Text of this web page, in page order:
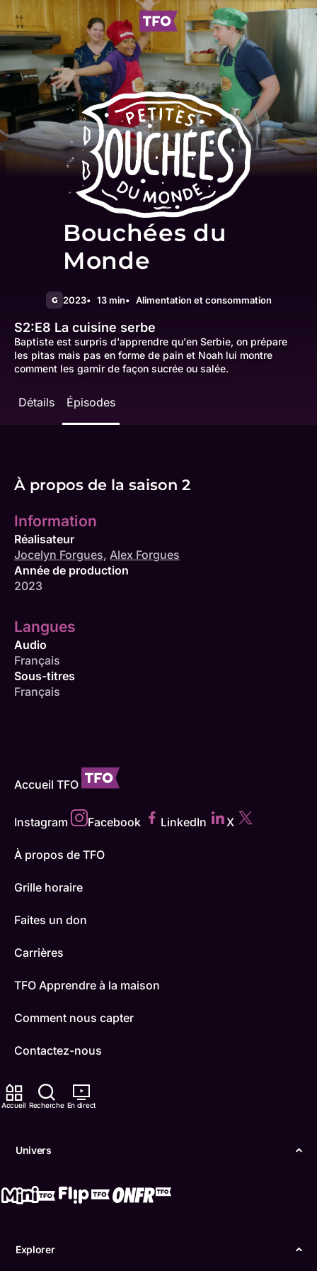
Accueil Recherche En direct
Univers
Explorer
Bouchées du
Monde
G 2023 13 min Alimentation et consommation
S2:E8 La cuisine serbe
Baptiste est surpris d'apprendre qu'en Serbie, on prépare
les pitas mais pas en forme de pain et Noah lui montre
comment les garnir de façon sucrée ou salée.
Détails Épisodes
À propos de la saison 2
Information
Réalisateur
Jocelyn Forgues, Alex Forgues
Année de production
2023
Langues
Audio
Français
Sous-titres
Français
Accueil TFO
Instagram Facebook LinkedIn X
À propos de TFO
Grille horaire
Faites un don
Carrières
TFO Apprendre à la maison
Comment nous capter
Contactez-nous
ONFR
Boukili
Confidentialité